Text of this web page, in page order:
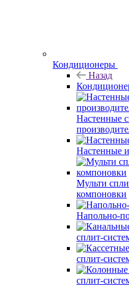
Кондиционеры
Назад
Настенные
Настенные
Мульти
компоновки
Напольно-
сплит-
сплит-
сплит-